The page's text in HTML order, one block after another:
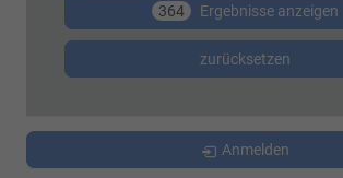
364 Ergebnisse anzeigen
zurücksetzen
Anmelden